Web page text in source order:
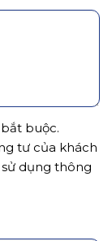
buộc.
tư của khách
dụng thông